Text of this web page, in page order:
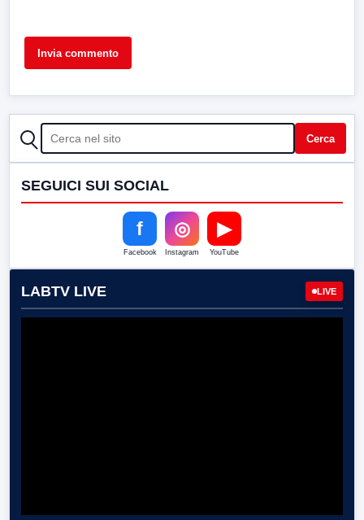
CERCA Cerca
SEGUICI SUI SOCIAL
f
Facebook
◎
Instagram
▶
YouTube
LABTV LIVE LIVE